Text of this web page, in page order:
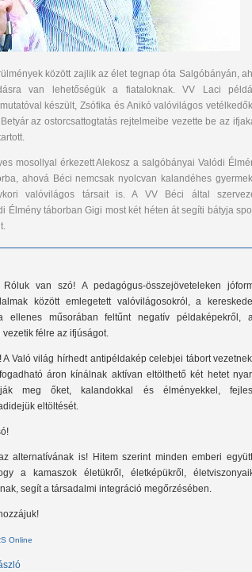
között zajlik az élet tegnap óta Salgóbányán,
van lehetőségük a fiataloknak. VV Laci
készült, Zsófika és Anikó valóvilágos
az ostorcsattogtatás rejtelmeibe vezette be az
mosollyal érkezett Alekosz a salgóbányai Valódi
ahová Béci nemcsak nyolcvan kalandéhes
valóvilágos társait is. A VV Béci által
Élmény táborban Gigi most két héten át segíti bátyja
van szó! A pedagógus-összejöveteleken
között emlegetett valóvilágosokról, a
ellenes műsorában feltűnt negatív példaképekről,
félre az ifjúságot.
Való világ hírhedt antipéldakép celebjei tábort
áron kínálnak aktívan eltölthető két hetet
meg őket, kalandokkal és élményekkel,
eltöltését.
alternatívának is! Hitem szerint minden emberi
a kamaszok életükről, életképükről,
segít a társadalmi integráció megőrzésében.
Online